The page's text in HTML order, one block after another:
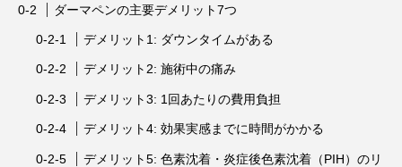
ダーマペンの主要デメリット7つ
デメリット1: ダウンタイムがある
デメリット2: 施術中の痛み
デメリット3: 1回あたりの費用負担
デメリット4: 効果実感までに時間がかかる
デメリット5: 色素沈着・炎症後色素沈着（PIH）のリ